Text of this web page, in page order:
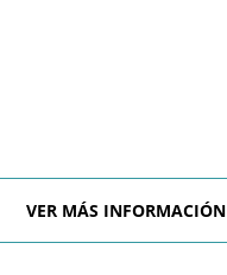
VER MÁS INFORMACIÓN